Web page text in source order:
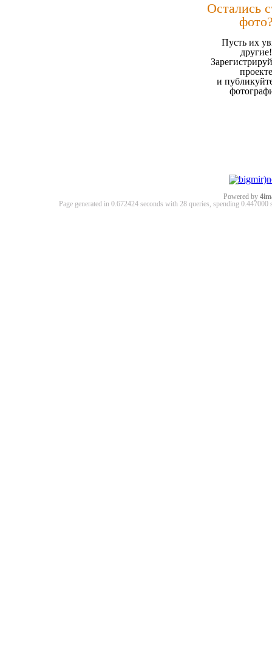
Остались
Пусть их
другие!
проекте
и
Powered by
Page generated in 0.672424 seconds with 28 queries, spending